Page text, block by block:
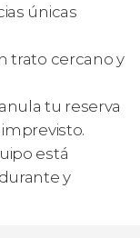
únicas
trato cercano y
tu reserva
está
y